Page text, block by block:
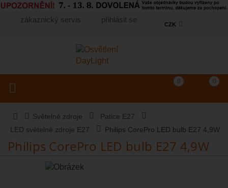
zákaznický servis přihlásit se
CZK
Košík 0
(prázdný)
0
Porovnání produktů
Toggle navigation
Světelné zdroje
Patice E27
LED světelné zdroje E27
Philips CorePro LED bulb E27 4,9W
Philips CorePro LED bulb E27 4,9W